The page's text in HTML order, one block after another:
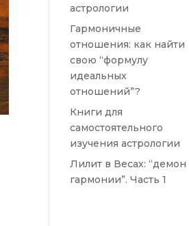
астрологии
Гармоничные
отношения: как найти
свою “формулу
идеальных
отношений”?
Книги для
самостоятельного
изучения астрологии
Лилит в Весах: “демон
гармонии”. Часть 1